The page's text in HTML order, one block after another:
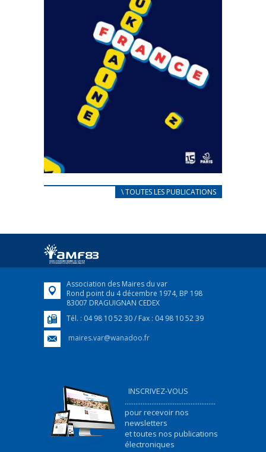
CARNET D’ACCUEIL
Afin d’accompagner au mieux les réfugiés
FEUILLETER
\ TOUTES LES PUBLICATIONS
Association des Maires du var
Rond point du 4 décembre 1974, BP 198
83007 DRAGUIGNAN CEDEX
Tél. : 04 98 10 52 30 / Fax : 04 98 10 52 39
maires.var@wanadoo.fr
INSCRIVEZ-VOUS
...................................................
pour recevoir nos
newsletters
et toutes nos publications
électroniques